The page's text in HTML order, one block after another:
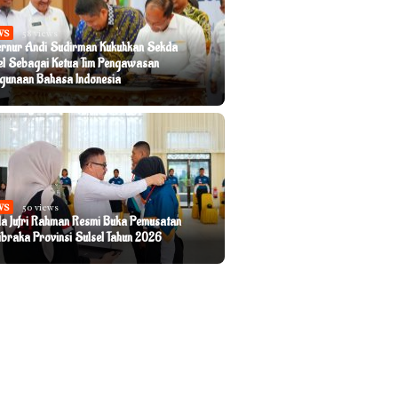
58 views
Andi Sudirman Kukuhkan Sekda
Sebagai Ketua Tim Pengawasan
Bahasa Indonesia
50 views
Jufri Rahman Resmi Buka Pemusatan
Provinsi Sulsel Tahun 2026